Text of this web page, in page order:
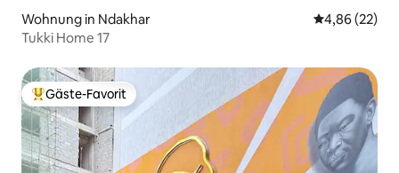
Wohnung in Ndakhar
4,86 (22)
Tukki Home 17
Beliebter Gäste-Favorit.
Gäste-Favorit